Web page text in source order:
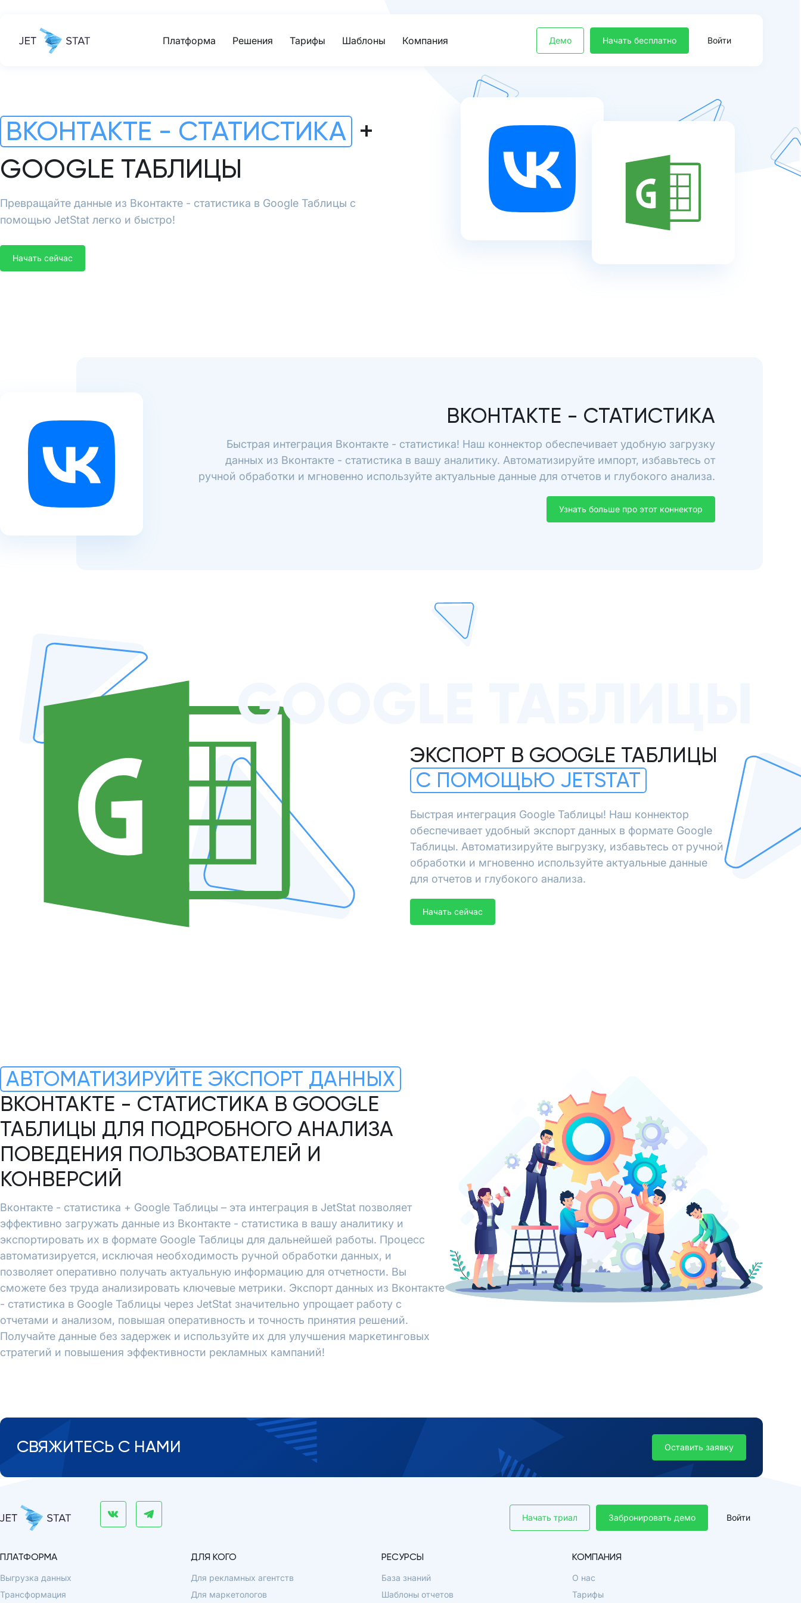
Платформа Решения Тарифы Шаблоны Компания Демо Начать бесплатно Войти
ВКОНТАКТЕ - СТАТИСТИКА +
GOOGLE ТАБЛИЦЫ
Превращайте данные из Вконтакте - статистика в Google Таблицы с
помощью JetStat легко и быстро!
Начать сейчас
ВКОНТАКТЕ - СТАТИСТИКА
Быстрая интеграция Вконтакте - статистика! Наш коннектор обеспечивает удобную загрузку
данных из Вконтакте - статистика в вашу аналитику. Автоматизируйте импорт, избавьтесь от
ручной обработки и мгновенно используйте актуальные данные для отчетов и глубокого анализа.
Узнать больше про этот коннектор
GOOGLE ТАБЛИЦЫ
ЭКСПОРТ В GOOGLE ТАБЛИЦЫ
С ПОМОЩЬЮ JETSTAT
Быстрая интеграция Google Таблицы! Наш коннектор
обеспечивает удобный экспорт данных в формате Google
Таблицы. Автоматизируйте выгрузку, избавьтесь от ручной
обработки и мгновенно используйте актуальные данные
для отчетов и глубокого анализа.
Начать сейчас
АВТОМАТИЗИРУЙТЕ ЭКСПОРТ ДАННЫХ
ВКОНТАКТЕ - СТАТИСТИКА В GOOGLE
ТАБЛИЦЫ ДЛЯ ПОДРОБНОГО АНАЛИЗА
ПОВЕДЕНИЯ ПОЛЬЗОВАТЕЛЕЙ И
КОНВЕРСИЙ
Вконтакте - статистика + Google Таблицы – эта интеграция в JetStat позволяет
эффективно загружать данные из Вконтакте - статистика в вашу аналитику и
экспортировать их в формате Google Таблицы для дальнейшей работы. Процесс
автоматизируется, исключая необходимость ручной обработки данных, и
позволяет оперативно получать актуальную информацию для отчетности. Вы
сможете без труда анализировать ключевые метрики. Экспорт данных из Вконтакте
- статистика в Google Таблицы через JetStat значительно упрощает работу с
отчетами и анализом, повышая оперативность и точность принятия решений.
Получайте данные без задержек и используйте их для улучшения маркетинговых
стратегий и повышения эффективности рекламных кампаний!
СВЯЖИТЕСЬ С НАМИ Оставить заявку
Забронировать демо
Начать триал Войти
ПЛАТФОРМА
Выгрузка данных
Трансформация
ДЛЯ КОГО
Для рекламных агентств
Для маркетологов
РЕСУРСЫ
База знаний
Шаблоны отчетов
КОМПАНИЯ
О нас
Тарифы